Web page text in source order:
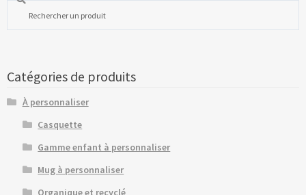
Catégories de produits
À personnaliser
Casquette
Gamme enfant à personnaliser
Mug à personnaliser
Organique et recyclé